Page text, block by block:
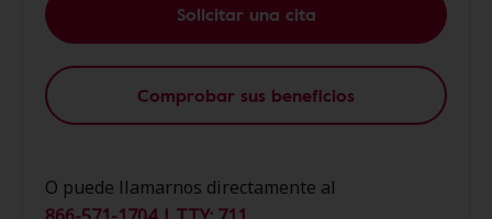
Solicitar una cita
Comprobar sus beneficios
O puede llamarnos directamente al